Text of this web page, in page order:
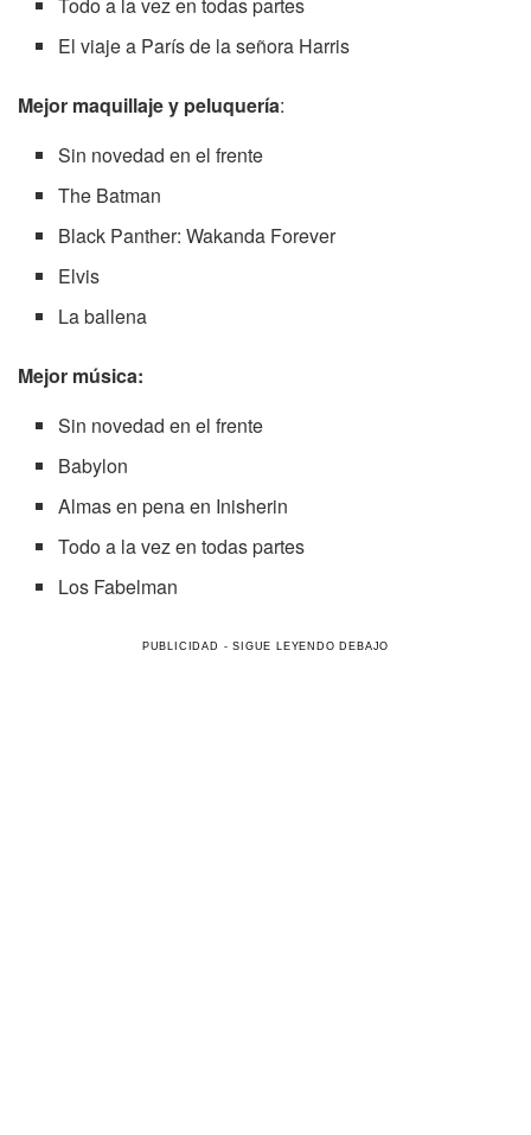
Todo a la vez en todas partes
El viaje a París de la señora Harris
Mejor maquillaje y peluquería:
Sin novedad en el frente
The Batman
Black Panther: Wakanda Forever
Elvis
La ballena
Mejor música:
Sin novedad en el frente
Babylon
Almas en pena en Inisherin
Todo a la vez en todas partes
Los Fabelman